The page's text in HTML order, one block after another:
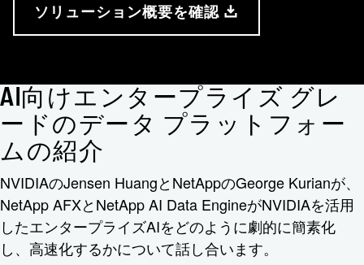
ソリューション概要を確認
AI向けエンタープライズ グレ
ードのデータ プラットフォー
ムの紹介
NVIDIAのJensen HuangとNetAppのGeorge Kurianが、
NetApp AFXとNetApp AI Data EngineがNVIDIAを活用
したエンタープライズAIをどのように劇的に簡素化
し、高速化するかについて話し合います。